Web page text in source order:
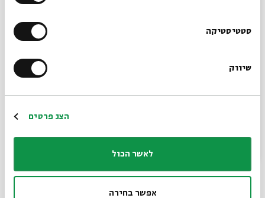
סטטיסטיקה
שיווק
הצג פרטים
לאשר הכול
אפשר בחירה
הצגה ולאחריה סדנה 11:00-13:00
מופע צהריים (16:00):
הצגה ולאחריה סדנה16:00-18:00
בילוי חנוכה משפחתי בירושלים: סיור אוכל מותאם
למשפחות עם סופגניות בשוק מחנה יהודה והצגה לילדים